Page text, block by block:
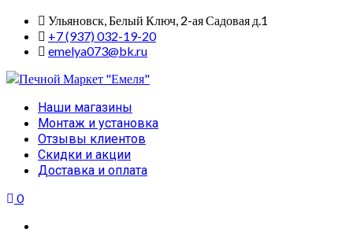
Skip
content
Ульяновск, Белый Ключ, 2-ая Садовая д.1
+7 (937) 032-19-20
emelya073@bk.ru
Primary
Menu
Наши магазины
Монтаж и установка
Отзывы клиентов
Скидки и акции
Доставка и оплата
0